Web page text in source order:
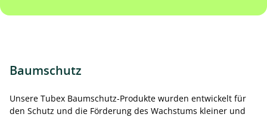
Baumschutz
Unsere Tubex Baumschutz-Produkte wurden entwickelt für
den Schutz und die Förderung des Wachstums kleiner und